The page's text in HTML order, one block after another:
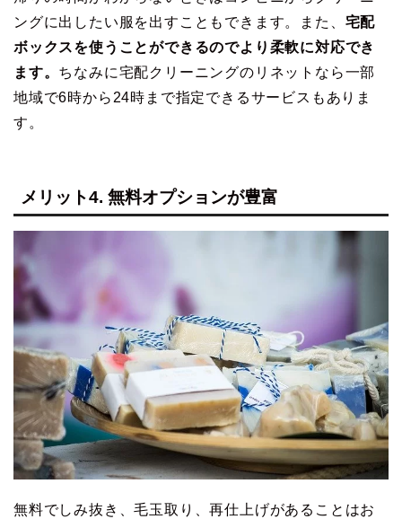
ングに出したい服を出すこともできます。また、 宅配
ボックスを使うことができるのでより柔軟に対応でき
ます。 ちなみに宅配クリーニングのリネットなら一部
地域で6時から24時まで指定できるサービスもありま
す。
メリット4. 無料オプションが豊富
無料でしみ抜き、毛玉取り、再仕上げがあることはお